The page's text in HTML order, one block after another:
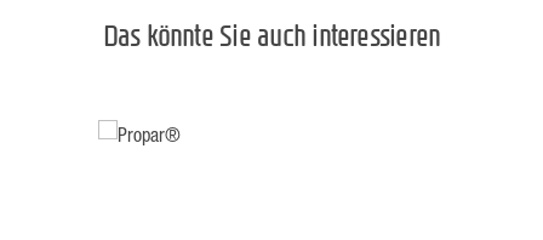
Das könnte Sie auch interessieren